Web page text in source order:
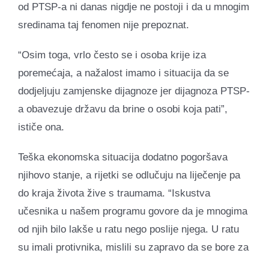
od PTSP-a ni danas nigdje ne postoji i da u mnogim
sredinama taj fenomen nije prepoznat.
“Osim toga, vrlo često se i osoba krije iza
poremećaja, a nažalost imamo i situacija da se
dodjeljuju zamjenske dijagnoze jer dijagnoza PTSP-
a obavezuje državu da brine o osobi koja pati”,
ističe ona.
Teška ekonomska situacija dodatno pogoršava
njihovo stanje, a rijetki se odlučuju na liječenje pa
do kraja života žive s traumama. “Iskustva
učesnika u našem programu govore da je mnogima
od njih bilo lakše u ratu nego poslije njega. U ratu
su imali protivnika, mislili su zapravo da se bore za